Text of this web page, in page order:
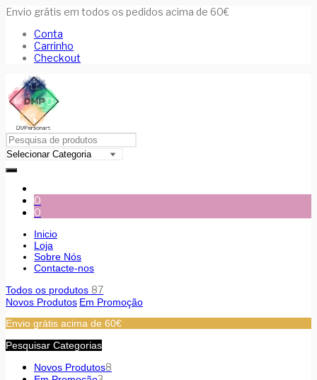
Envio grátis em todos os pedidos acima de 60€
Conta
Carrinho
Checkout
0
0
Inicio
Loja
Sobre Nós
Contacte-nos
Todos os produtos 87
Novos Produtos Em Promoção
Envio grátis acima de 60€
Pesquisar Categorias
Novos Produtos8